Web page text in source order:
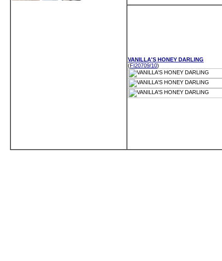
VANILLA'S HONEY DARLING
(FI20709/10)